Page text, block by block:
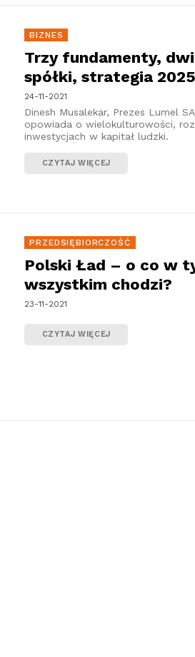
BIZNES
Trzy fundamenty,
spółki, strategia 2025
24-11-2021
Dinesh Musalekar, Prezes Lumel SA
opowiada o wielokulturowości,
inwestycjach w kapitał ludzki.
CZYTAJ WIĘCEJ
PRZEDSIĘBIORCZOŚĆ
Polski Ład – o co w
wszystkim chodzi?
23-11-2021
CZYTAJ WIĘCEJ